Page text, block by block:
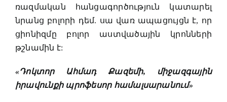
ռազմական հանցագործություն կատարել
նրանց բոլորի դեմ. սա վառ ապացույցն է, որ
ցիոնիզմը բոլոր աստվածային կրոնների
թշնամին է:
«Դոկտոր Ահմադ Քազեմի, միջազգային
իրավունքի պրոֆեսոր համալսարանում»